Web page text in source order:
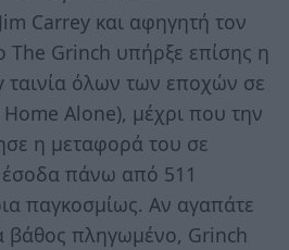
Carrey και αφηγητή τον
Grinch υπήρξε επίσης η
όλων των εποχών σε
Home Alone), μέχρι που την
η μεταφορά του σε
πάνω από 511
παγκοσμίως. Αν αγαπάτε
βάθος πληγωμένο, Grinch